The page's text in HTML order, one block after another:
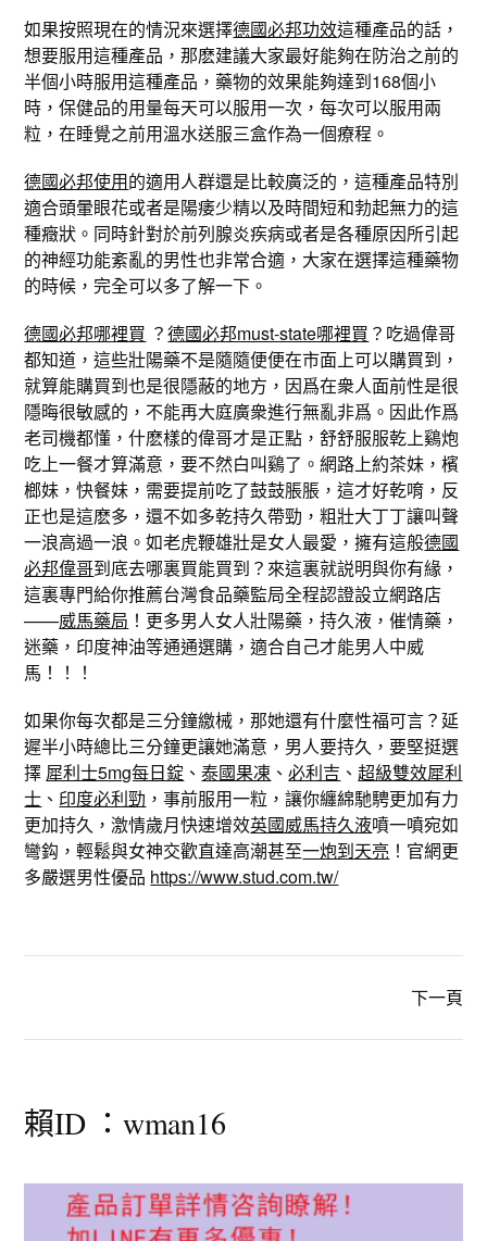
如果按照現在的情況來選擇德國必邦功效這種產品的話，
想要服用這種產品，那麽建議大家最好能夠在防治之前的
半個小時服用這種產品，藥物的效果能夠達到168個小
時，保健品的用量每天可以服用一次，每次可以服用兩
粒，在睡覺之前用溫水送服三盒作為一個療程。
德國必邦使用的適用人群還是比較廣泛的，這種產品特別
適合頭暈眼花或者是陽痿少精以及時間短和勃起無力的這
種癥狀。同時針對於前列腺炎疾病或者是各種原因所引起
的神經功能紊亂的男性也非常合適，大家在選擇這種藥物
的時候，完全可以多了解一下。
德國必邦哪裡買 ？德國必邦must-state哪裡買 ？吃過偉哥
都知道，這些壯陽藥不是隨隨便便在市面上可以購買到，
就算能購買到也是很隱蔽的地方，因爲在衆人面前性是很
隱晦很敏感的，不能再大庭廣衆進行無亂非爲。因此作爲
老司機都懂，什麽樣的偉哥才是正點，舒舒服服乾上鷄炮
吃上一餐才算滿意，要不然白叫鷄了。網路上約茶妹，檳
榔妹，快餐妹，需要提前吃了鼓鼓脹脹，這才好乾唷，反
正也是這麽多，還不如多乾持久帶勁，粗壯大丁丁讓叫聲
一浪高過一浪。如老虎鞭雄壯是女人最愛，擁有這般德國
必邦偉哥到底去哪裏買能買到？來這裏就説明與你有緣，
這裏專門給你推薦台灣食品藥監局全程認證設立網路店
——威馬藥局 ！更多男人女人壯陽藥，持久液，催情藥，
迷藥，印度神油等通通選購，適合自己才能男人中威
馬！！！
如果你每次都是三分鐘繳械，那她還有什麼性福可言？延
遲半小時總比三分鐘更讓她滿意，男人要持久，要堅挺選
擇 犀利士5mg每日錠 、泰國果凍 、必利吉 、超級雙效犀利
士 、 印度必利勁 ，事前服用一粒，讓你纏綿馳騁更加有力
更加持久，激情歲月快速增效英國威馬持久液噴一噴宛如
彎鈎，輕鬆與女神交歡直達高潮甚至一炮到天亮 ！官網更
多嚴選男性優品 https://www.stud.com.tw/
下一頁
賴ID ：wman16